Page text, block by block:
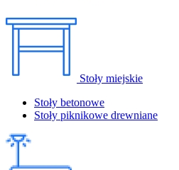
Stoły miejskie
Stoły betonowe
Stoły piknikowe drewniane